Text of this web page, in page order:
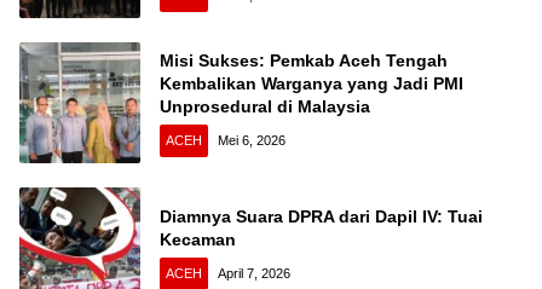
Misi Sukses: Pemkab Aceh Tengah
Kembalikan Warganya yang Jadi PMI
Unprosedural di Malaysia
ACEH Mei 6, 2026
Diamnya Suara DPRA dari Dapil IV: Tuai
Kecaman
ACEH April 7, 2026